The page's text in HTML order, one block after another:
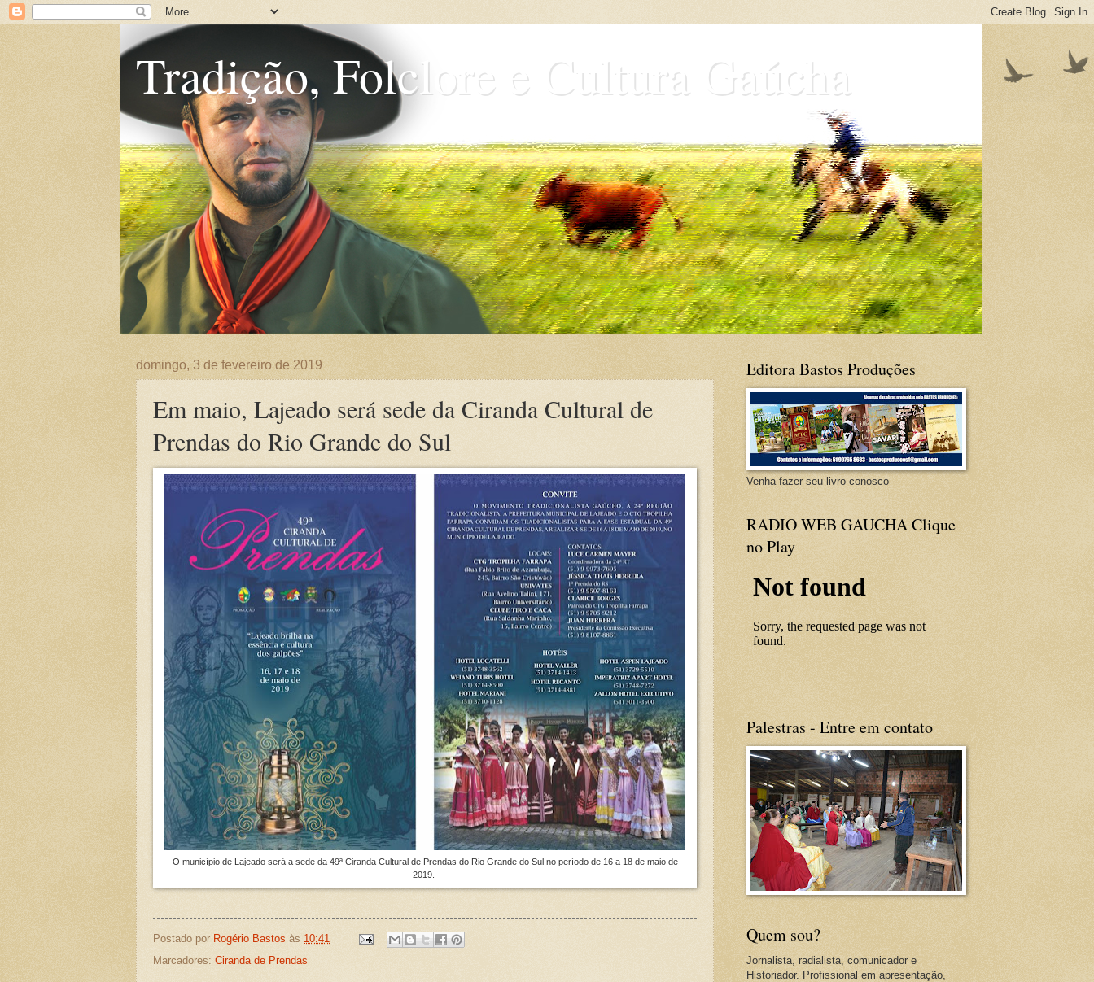
Tradição, Folclore e Cultura Gaúcha
domingo, 3 de fevereiro de 2019
Em maio, Lajeado será sede da Ciranda Cultural de
Prendas do Rio Grande do Sul
O município de Lajeado será a sede da 49ª Ciranda Cultural de Prendas do Rio Grande do Sul no período de 16 a 18 de maio de
2019.
Postado por Rogério Bastos às 10:41
Marcadores: Ciranda de Prendas
Editora Bastos Produções
Venha fazer seu livro conosco
RADIO WEB GAUCHA Clique
no Play
Palestras - Entre em contato
Quem sou?
Jornalista, radialista, comunicador e
Historiador. Profissional em apresentação,